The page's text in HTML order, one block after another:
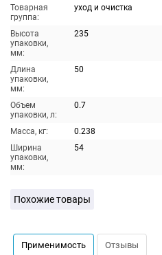
Товарная
группа:
уход и очистка
Высота
упаковки,
мм:
235
Длина
упаковки,
мм:
50
Объем
упаковки, л:
0.7
Масса, кг:
0.238
Ширина
упаковки,
мм:
54
Похожие товары
Применимость Отзывы